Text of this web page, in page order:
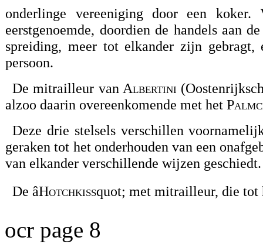
onderlinge vereeniging door een
eerstgenoemde, doordien de handels aan
spreiding, meer tot elkander zijn
persoon.
De mitrailleur van Albertini
alzoo daarin overeenkomende met het
Deze drie stelsels verschillen
geraken tot het onderhouden van een
van elkander verschillende wijzen geschiedt.
De âHotchkissquot; met mitrailleur, die tot
ocr page 8